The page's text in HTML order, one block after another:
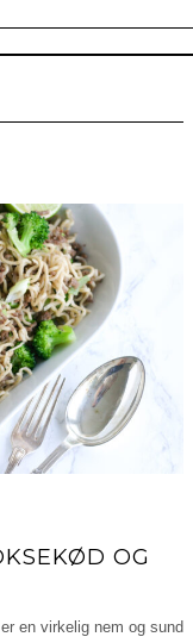
OG
en virkelig nem og sund